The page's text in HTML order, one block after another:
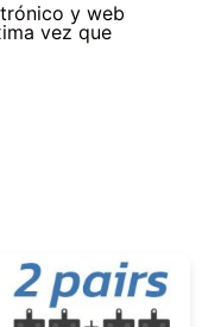
y web
vez que